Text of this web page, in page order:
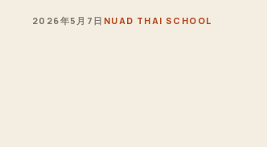
2026年5月7日 NUAD THAI SCHOOL